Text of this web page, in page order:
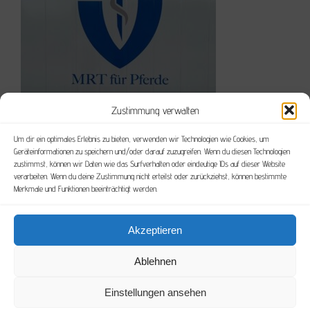
Zustimmung verwalten
Um dir ein optimales Erlebnis zu bieten, verwenden wir Technologien wie Cookies, um
Geräteinformationen zu speichern und/oder darauf zuzugreifen. Wenn du diesen Technologien
zustimmst, können wir Daten wie das Surfverhalten oder eindeutige IDs auf dieser Website
verarbeiten. Wenn du deine Zustimmung nicht erteilst oder zurückziehst, können bestimmte
Merkmale und Funktionen beeinträchtigt werden.
Akzeptieren
Ablehnen
Einstellungen ansehen
Oktober 22nd, 2024